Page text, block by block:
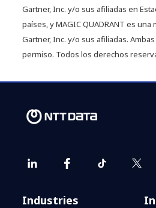
Gartner, Inc. y/o sus afiliadas en
países, y MAGIC QUADRANT es
Gartner, Inc. y/o sus afiliadas.
permiso. Todos los derechos
Industries